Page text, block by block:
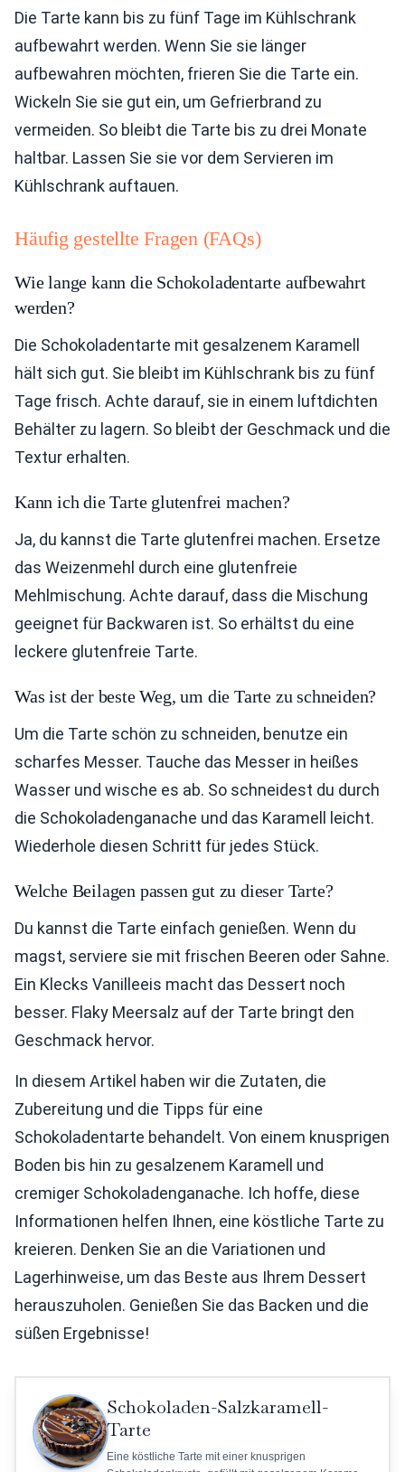
Die Tarte kann bis zu fünf Tage im Kühlschrank
aufbewahrt werden. Wenn Sie sie länger
aufbewahren möchten, frieren Sie die Tarte ein.
Wickeln Sie sie gut ein, um Gefrierbrand zu
vermeiden. So bleibt die Tarte bis zu drei Monate
haltbar. Lassen Sie sie vor dem Servieren im
Kühlschrank auftauen.
Häufig gestellte Fragen (FAQs)
Wie lange kann die Schokoladentarte aufbewahrt
werden?
Die Schokoladentarte mit gesalzenem Karamell
hält sich gut. Sie bleibt im Kühlschrank bis zu fünf
Tage frisch. Achte darauf, sie in einem luftdichten
Behälter zu lagern. So bleibt der Geschmack und die
Textur erhalten.
Kann ich die Tarte glutenfrei machen?
Ja, du kannst die Tarte glutenfrei machen. Ersetze
das Weizenmehl durch eine glutenfreie
Mehlmischung. Achte darauf, dass die Mischung
geeignet für Backwaren ist. So erhältst du eine
leckere glutenfreie Tarte.
Was ist der beste Weg, um die Tarte zu schneiden?
Um die Tarte schön zu schneiden, benutze ein
scharfes Messer. Tauche das Messer in heißes
Wasser und wische es ab. So schneidest du durch
die Schokoladenganache und das Karamell leicht.
Wiederhole diesen Schritt für jedes Stück.
Welche Beilagen passen gut zu dieser Tarte?
Du kannst die Tarte einfach genießen. Wenn du
magst, serviere sie mit frischen Beeren oder Sahne.
Ein Klecks Vanilleeis macht das Dessert noch
besser. Flaky Meersalz auf der Tarte bringt den
Geschmack hervor.
In diesem Artikel haben wir die Zutaten, die
Zubereitung und die Tipps für eine
Schokoladentarte behandelt. Von einem knusprigen
Boden bis hin zu gesalzenem Karamell und
cremiger Schokoladenganache. Ich hoffe, diese
Informationen helfen Ihnen, eine köstliche Tarte zu
kreieren. Denken Sie an die Variationen und
Lagerhinweise, um das Beste aus Ihrem Dessert
herauszuholen. Genießen Sie das Backen und die
süßen Ergebnisse!
Schokoladen-Salzkaramell-
Tarte
Eine köstliche Tarte mit einer knusprigen